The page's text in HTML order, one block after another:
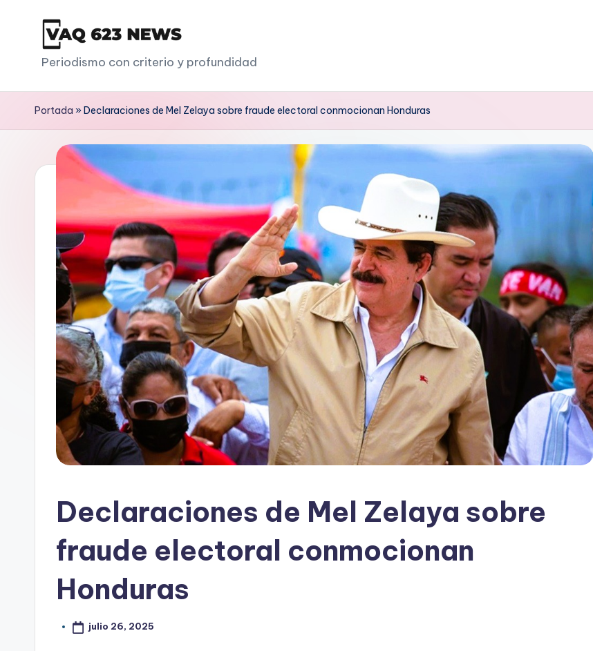
V
a
q
Periodismo con criterio y profundidad
Portada »Declaraciones de Mel Zelaya sobre fraude electoral conmocionan Honduras
Declaraciones de Mel Zelaya sobre
fraude electoral conmocionan
Honduras
julio 26, 2025